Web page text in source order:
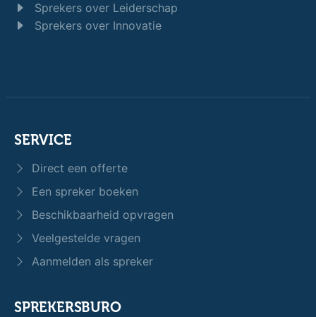
Sprekers over Leiderschap
Sprekers over Innovatie
SERVICE
Direct een offerte
Een spreker boeken
Beschikbaarheid opvragen
Veelgestelde vragen
Aanmelden als spreker
SPREKERSBURO